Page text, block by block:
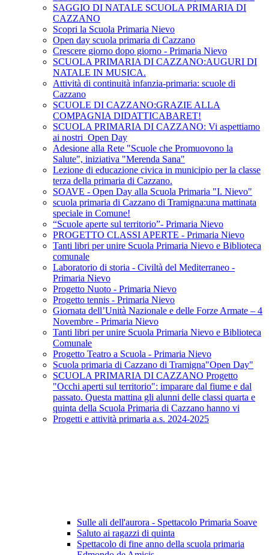
SAGGIO DI NATALE SCUOLA PRIMARIA DI
CAZZANO
Scopri la Scuola Primaria Nievo
Open day scuola primaria di Cazzano
Crescere giorno dopo giorno - Primaria Nievo
SCUOLA PRIMARIA DI CAZZANO:AUGURI DI
NATALE IN MUSICA.
Attività di continuità infanzia-primaria: scuole di
Cazzano
SCUOLE DI CAZZANO:GRAZIE ALLA
COMPAGNIA DIDATTICABARET!
SCUOLA PRIMARIA DI CAZZANO: Vi aspettiamo
ai nostri Open Day
Adesione alla Rete "Scuole che Promuovono la
Salute", iniziativa "Merenda Sana"
Lezione di educazione civica in municipio per la classe
terza della primaria di Cazzano.
SOAVE - Open Day alla Scuola Primaria "I. Nievo"
scuola primaria di Cazzano di Tramigna:una mattinata
speciale in Comune!
“Scuole aperte sul territorio”- Primaria Nievo
PROGETTO CLASSI APERTE - Primaria Nievo
Tanti libri per unire Scuola Primaria Nievo e Biblioteca
comunale
Laboratorio di storia - Civiltà del Mediterraneo -
Primaria Nievo
Progetto Nuoto - Primaria Nievo
Progetto tennis - Primaria Nievo
Giornata dell’Unità Nazionale e delle Forze Armate – 4
Novembre - Primaria Nievo
Tanti libri per unire Scuola Primaria Nievo e Biblioteca
Comunale
Progetto Teatro a Scuola - Primaria Nievo
Scuola primaria di Cazzano di Tramigna"Open Day"
SCUOLA PRIMARIA DI CAZZANO Progetto
"Occhi aperti sul territorio": imparare dal fiume e dal
passato. Questa mattina gli alunni delle classi quarta e
quinta della Scuola Primaria di Cazzano hanno vi
Progetti e attività primaria a.s. 2024-2025
Sulle ali dell'aurora - Spettacolo Primaria Soave
Saluto ai ragazzi di quinta
Spettacolo di fine anno della scuola primaria